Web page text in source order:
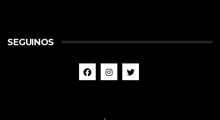
SEGUINOS